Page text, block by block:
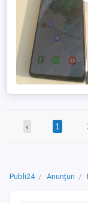
‹ 1
Publi24 Anunțuri